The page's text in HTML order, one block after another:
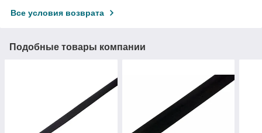
Все условия возврата
Подобные товары компании